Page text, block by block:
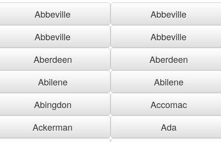
Abbeville
Abbeville
Abbeville
Abbeville
Aberdeen
Aberdeen
Abilene
Abilene
Abingdon
Accomac
Ackerman
Ada